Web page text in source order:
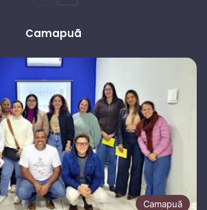
Camapuã
Camapuã